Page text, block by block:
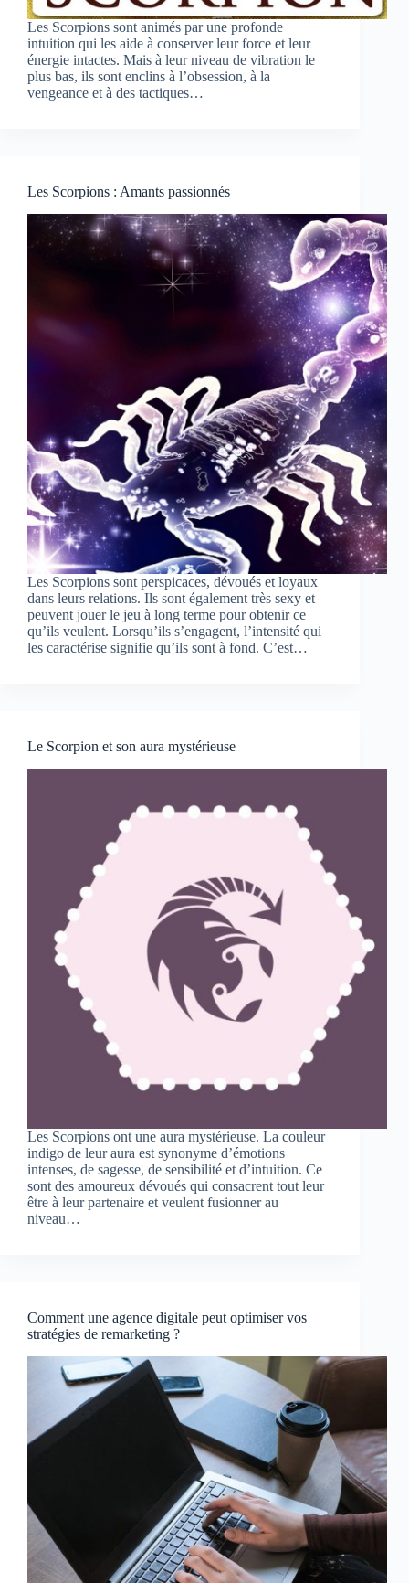
Les Scorpions sont animés par une profonde
intuition qui les aide à conserver leur force et leur
énergie intactes. Mais à leur niveau de vibration le
plus bas, ils sont enclins à l’obsession, à la
vengeance et à des tactiques…
Les Scorpions : Amants passionnés
Les Scorpions sont perspicaces, dévoués et loyaux
dans leurs relations. Ils sont également très sexy et
peuvent jouer le jeu à long terme pour obtenir ce
qu’ils veulent. Lorsqu’ils s’engagent, l’intensité qui
les caractérise signifie qu’ils sont à fond. C’est…
Le Scorpion et son aura mystérieuse
Les Scorpions ont une aura mystérieuse. La couleur
indigo de leur aura est synonyme d’émotions
intenses, de sagesse, de sensibilité et d’intuition. Ce
sont des amoureux dévoués qui consacrent tout leur
être à leur partenaire et veulent fusionner au
niveau…
Comment une agence digitale peut optimiser vos
stratégies de remarketing ?